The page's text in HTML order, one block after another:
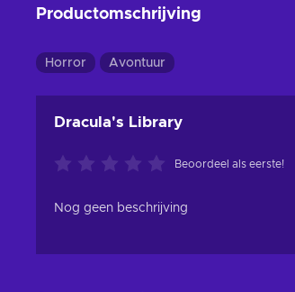
Productomschrijving
Horror Avontuur
Dracula's Library
Beoordeel als eerste!
Nog geen beschrijving